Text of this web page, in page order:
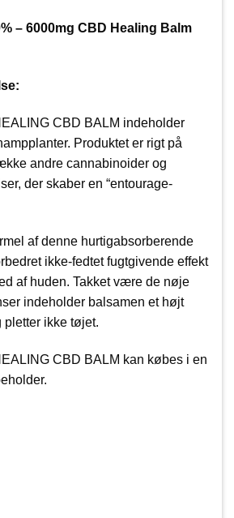
– 6000mg CBD Healing Balm
CBD BALM indeholder
Produktet er rigt på
andre cannabinoider og
der skaber en “entourage-
af denne hurtigabsorberende
ikke-fedtet fugtgivende effekt
af huden. Takket være de nøje
indeholder balsamen et højt
pletter ikke tøjet.
CBD BALM kan købes i en